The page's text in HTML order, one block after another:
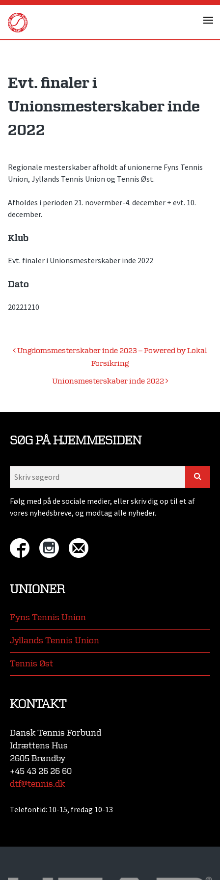
Skip
content
Evt. finaler i
Unionsmesterskaber inde
2022
Regionale mesterskaber afholdt af unionerne Fyns Tennis
Union, Jyllands Tennis Union og Tennis Øst.
Afholdes i perioden 21. novermber-4. december + evt. 10.
december.
Klub
Evt. finaler i Unionsmesterskaber inde 2022
Dato
20221210
Indlægsnavigation
Ungdomsmesterskaber inde 2023 – Powered by Lokal
Forsikring
Unionsmesterskaber inde 2022
SØG PÅ HJEMMESIDEN
Følg med på de sociale medier, eller skriv dig op til et af
vores nyhedsbreve, og modtag alle nyheder.
UNIONER
Fyns Tennis Union
Jyllands Tennis Union
Tennis Øst
KONTAKT
Dansk Tennis Forbund
Idrættens Hus
2605 Brøndby
+45 43 26 26 60
dtf@tennis.dk
Telefontid: 10-15, fredag 10-13